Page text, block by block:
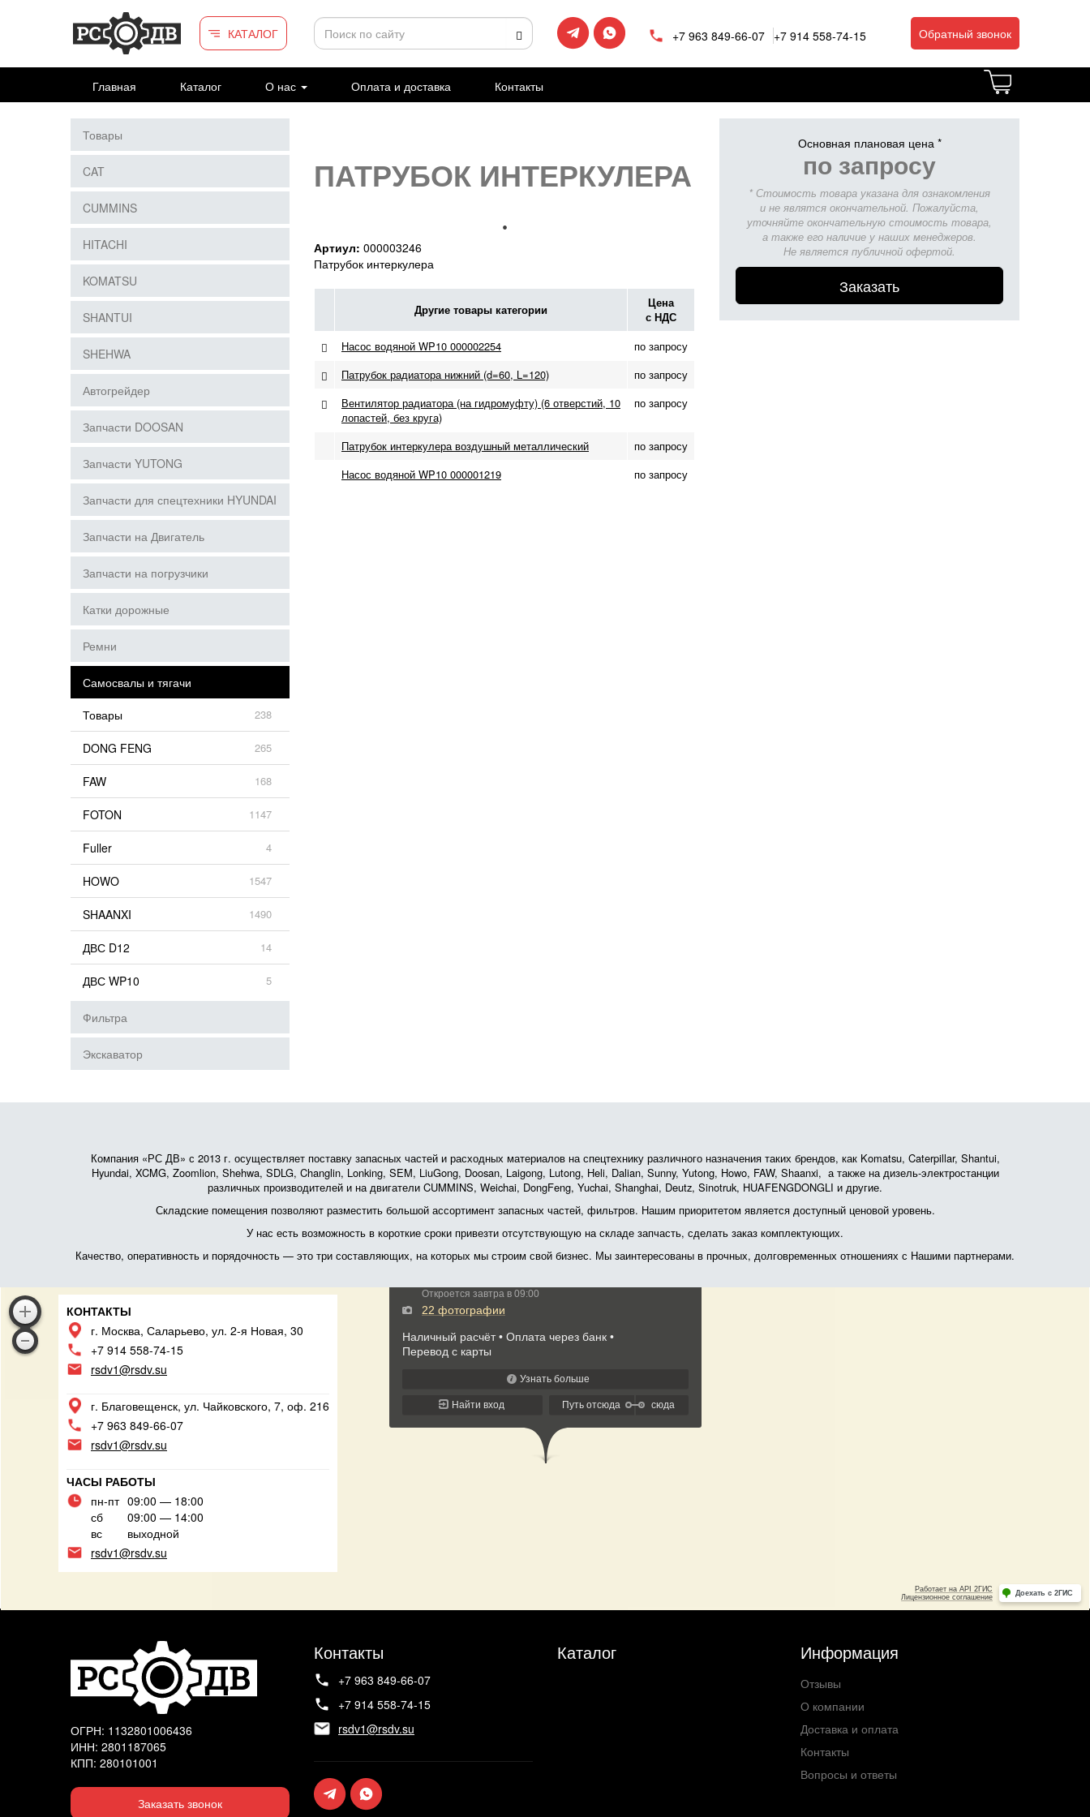
Перейти к основному содержанию
КАТАЛОГ
+7 963 849-66-07 +7 914 558-74-15 Обратный звонок
Главная Каталог О нас Оплата и доставка Контакты
ПАТРУБОК ИНТЕРКУЛЕРА
Артиул: 000003246
Патрубок интеркулера
Другие товары категории
Цена
с НДС
Насос водяной WP10 000002254
по запросу
Патрубок радиатора нижний (d=60, L=120)
по запросу
Вентилятор радиатора (на гидромуфту) (6 отверстий, 10
лопастей, без круга)
по запросу
Патрубок интеркулера воздушный металлический
по запросу
Насос водяной WP10 000001219
по запросу
Основная плановая цена *
по запросу
* Стоимость товара указана для ознакомления
и не являтся окончательной. Пожалуйста,
уточняйте окончательную стоимость товара,
а также его наличие у наших менеджеров.
Не является публичной офертой.
Заказать
Товары
CAT
CUMMINS
HITACHI
KOMATSU
SHANTUI
SHEHWA
Автогрейдер
Запчасти DOOSAN
Запчасти YUTONG
Запчасти для спецтехники HYUNDAI
Запчасти на Двигатель
Запчасти на погрузчики
Катки дорожные
Ремни
Самосвалы и тягачи
Товары
238
DONG FENG 265
FAW 168
FOTON 1147
Fuller 4
HOWO 1547
SHAANXI 1490
ДВС D12 14
ДВС WP10 5
Фильтра
Экскаватор
Компания «РС ДВ» с 2013 г. осуществляет поставку запасных частей и расходных материалов на спецтехнику различного назначения таких брендов, как Komatsu, Caterpillar, Shantui,
Hyundai, XCMG, Zoomlion, Shehwa, SDLG, Changlin, Lonking, SEM, LiuGong, Doosan, Laigong, Lutong, Heli, Dalian, Sunny, Yutong, Howo, FAW, Shaanxi, а также на дизель-электростанции
различных производителей и на двигатели CUMMINS, Weichai, DongFeng, Yuchai, Shanghai, Deutz, Sinotruk, HUAFENGDONGLI и другие.
Складские помещения позволяют разместить большой ассортимент запасных частей, фильтров. Нашим приоритетом является доступный ценовой уровень.
У нас есть возможность в короткие сроки привезти отсутствующую на складе запчасть, сделать заказ комплектующих.
Качество, оперативность и порядочность — это три составляющих, на которых мы строим свой бизнес. Мы заинтересованы в прочных, долговременных отношениях с Нашими партнерами.
КОНТАКТЫ
г. Москва, Саларьево, ул. 2-я Новая, 30
+7 914 558-74-15
rsdv1@rsdv.su
г. Благовещенск, ул. Чайковского, 7, оф. 216
+7 963 849-66-07
rsdv1@rsdv.su
ЧАСЫ РАБОТЫ
пн-пт 09:00 — 18:00
сб
09:00 — 14:00
вс
выходной
rsdv1@rsdv.su
ОГРН: 1132801006436
ИНН: 2801187065
КПП: 280101001
Заказать звонок
Контакты
+7 963 849-66-07
+7 914 558-74-15
rsdv1@rsdv.su
Каталог Информация
Отзывы
О компании
Доставка и оплата
Контакты
Вопросы и ответы